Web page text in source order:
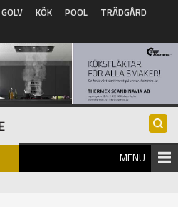
GOLV KÖK POOL
TRÄDGÅRD
MENU